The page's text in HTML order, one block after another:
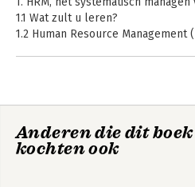
1.1 Wat zult u leren?
1.2 Human Resource Management
2. HRM en het belang van een
2.1 Flexibel en ope
Anderen die dit
kochten ook